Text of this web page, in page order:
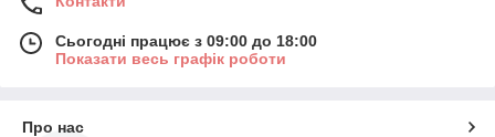
Сьогодні працює з 09:00 до 18:00
Показати весь графік роботи
Про нас